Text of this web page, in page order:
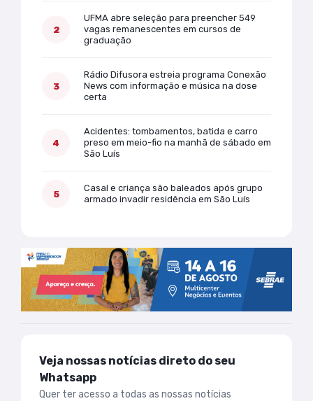
UFMA abre seleção para preencher 549
vagas remanescentes em cursos de
graduação
Rádio Difusora estreia programa Conexão
News com informação e música na dose
certa
Acidentes: tombamentos, batida e carro
preso em meio-fio na manhã de sábado em
São Luís
Casal e criança são baleados após grupo
armado invadir residência em São Luís
Veja nossas notícias direto do seu
Whatsapp
Quer ter acesso a todas as nossas notícias